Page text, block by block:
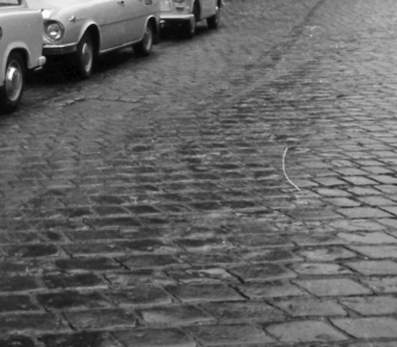
1974 · Budapest VII.,Budapest XIV.
május 1-i felvonulók a Dózsa György úton, jobbra az István (Landler Jenő) utca torkolata.
1974 ·
Ajtósi Dürer sor -